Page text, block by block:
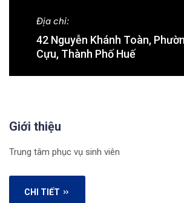
Địa chỉ:
42 Nguyễn Khánh Toàn,
Cựu, Thành Phố Huế
Giới thiệu
Trung tâm phục vụ sinh viên
CHI TIẾT